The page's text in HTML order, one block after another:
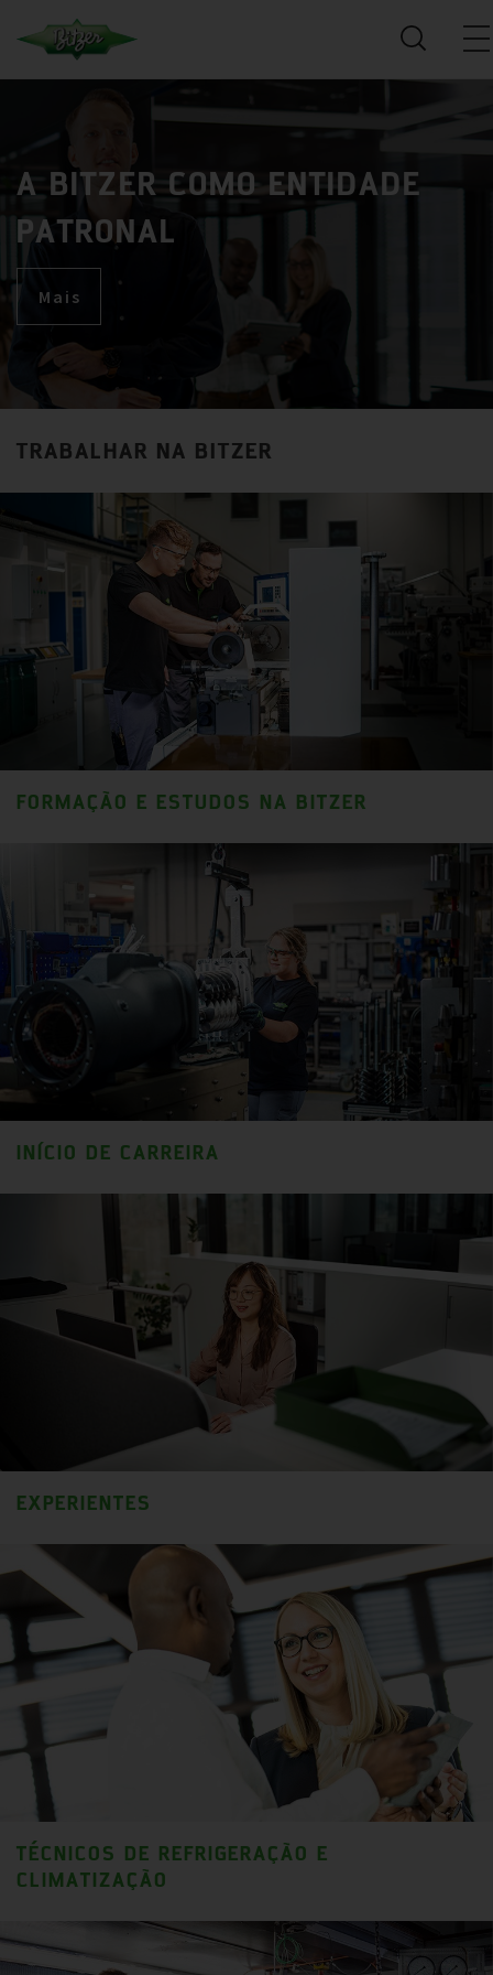
A BITZER COMO ENTIDADE
PATRONAL
Mais
TRABALHAR NA BITZER
FORMAÇÃO E ESTUDOS NA BITZER
INÍCIO DE CARREIRA
EXPERIENTES
TÉCNICOS DE REFRIGERAÇÃO E
CLIMATIZAÇÃO